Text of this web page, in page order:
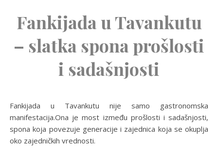
Fankijada u Tavankutu
– slatka spona prošlosti
i sadašnjosti
Fankijada u Tavankutu nije samo gastronomska
manifestacija.Ona je most između prošlosti i sadašnjosti,
spona koja povezuje generacije i zajednica koja se okuplja
oko zajedničkih vrednosti.